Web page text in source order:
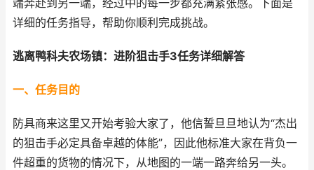
端奔赴到另一端，经过中的每一步都充满紧张感。下面是
详细的任务指导，帮助你顺利完成挑战。
逃离鸭科夫农场镇：进阶狙击手3任务详细解答
一、任务目的
防具商来这里又开始考验大家了，他信誓旦旦地认为“杰出
的狙击手必定具备卓越的体能”，因此他标准大家在背负一
件超重的货物的情况下，从地图的一端一路奔给另一头。